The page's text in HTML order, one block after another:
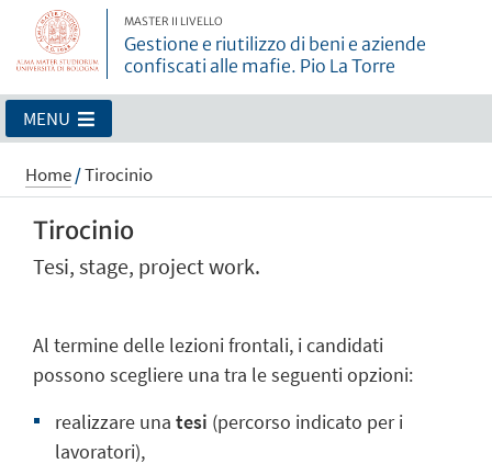
MASTER II LIVELLO
Gestione e riutilizzo di beni e aziende
confiscati alle mafie. Pio La Torre
MENU
Home/Tirocinio
Tirocinio
Tesi, stage, project work.
Al termine delle lezioni frontali, i candidati
possono scegliere una tra le seguenti opzioni:
realizzare una tesi (percorso indicato per i
lavoratori),